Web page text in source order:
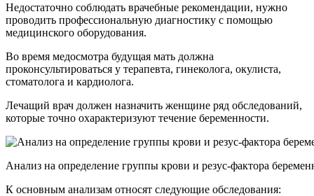
Недостаточно соблюдать врачебные рекомендации, нужно
проводить профессиональную диагностику с помощью
медицинского оборудования.
Во время медосмотра будущая мать должна
проконсультироваться у терапевта, гинеколога, окулиста,
стоматолога и кардиолога.
Лечащий врач должен назначить женщине ряд обследований,
которые точно охарактеризуют течение беременности.
Анализ на определение группы крови и резус-фактора
К основным анализам относят следующие обследования: